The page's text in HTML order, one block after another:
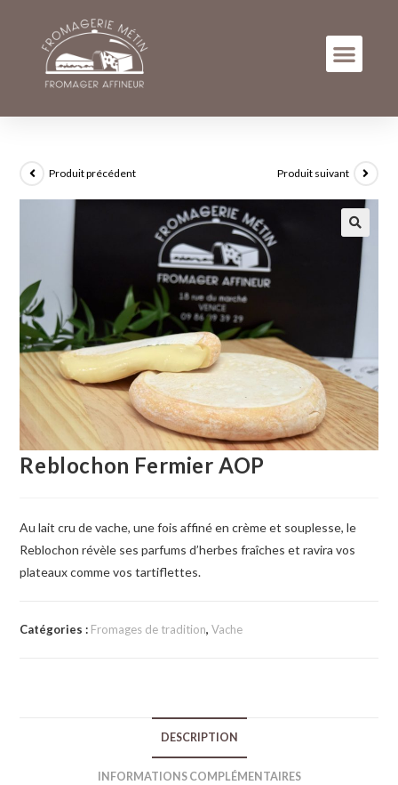
Produit précédent Produit suivant
Reblochon Fermier AOP
Au lait cru de vache, une fois affiné en crème et souplesse, le
Reblochon révèle ses parfums d’herbes fraîches et ravira vos
plateaux comme vos tartiflettes.
Catégories : Fromages de tradition,Vache
DESCRIPTION
INFORMATIONS COMPLÉMENTAIRES